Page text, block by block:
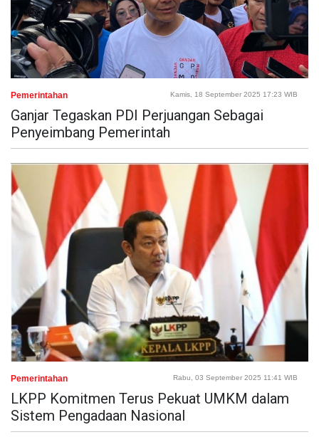
Pemerintahan Kamis, 18 September 2025 17:23 WIB
Ganjar Tegaskan PDI Perjuangan Sebagai
Penyeimbang Pemerintah
Pemerintahan Rabu, 03 September 2025 11:41 WIB
LKPP Komitmen Terus Pekuat UMKM dalam
Sistem Pengadaan Nasional